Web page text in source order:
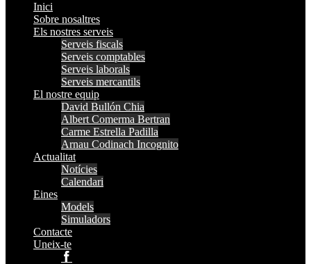
Inici
Sobre nosaltres
Els nostres serveis
Serveis fiscals
Serveis comptables
Serveis laborals
Serveis mercantils
El nostre equip
David Bullón Chia
Albert Comerma Bertran
Carme Estrella Padilla
Arnau Codinach Incognito
Actualitat
Notícies
Calendari
Eines
Models
Simuladors
Contacte
Uneix-te